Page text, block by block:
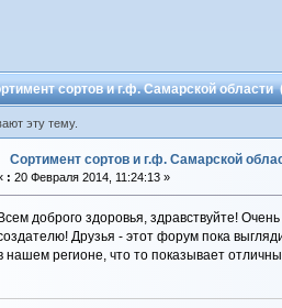
сортов и г.ф. Самарской области
эту тему.
Сортимент сортов и г.ф. Самарской
: 20 Февраля 2014, 11:24:13 »
Всем доброго здоровья, здравствуйте!
Друзья - этот форум пока
нашем регионе, что то показывает